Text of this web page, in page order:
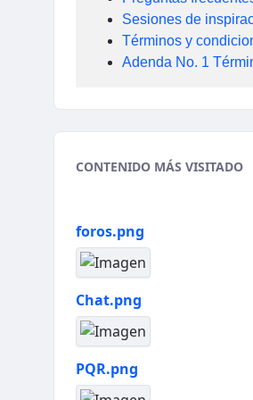
Sesiones de
Términos y
Adenda No. 1
CONTENIDO MÁS VISITADO
foros.png
Chat.png
PQR.png